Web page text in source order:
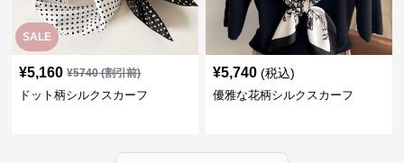
SALE
¥5,160 ¥5740(割引前)
ドット柄シルクスカーフ
¥5,740 (税込)
優雅な花柄シルクスカーフ